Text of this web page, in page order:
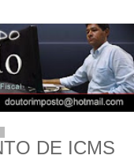
DE ICMS